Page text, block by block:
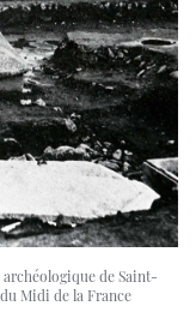
de Saint-
Midi de la France